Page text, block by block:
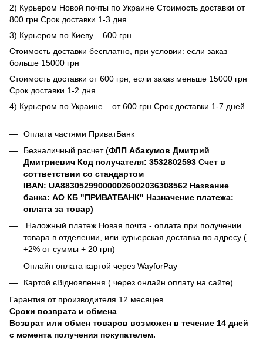
2) Курьером Новой почты по Украине Стоимость доставки от
800 грн Срок доставки 1-3 дня
3) Курьером по Киеву – 600 грн
Стоимость доставки бесплатно, при условии: если заказ
больше 15000 грн
Стоимость доставки от 600 грн, если заказ меньше 15000 грн
Срок доставки 1-2 дня
4) Курьером по Украине – от 600 грн Срок доставки 1-7 дней
Оплата частями ПриватБанк
Безналичный расчет (ФЛП Абакумов Дмитрий
Дмитриевич Код получателя: 3532802593 Счет в
соттветствии со стандартом
IBAN: UA883052990000026002036308562 Название
банка: АО КБ "ПРИВАТБАНК" Назначение платежа:
оплата за товар)
Наложный платеж Новая почта - оплата при получении
товара в отделении, или курьерская доставка по адресу (
+2% от суммы + 20 грн)
Онлайн оплата картой через WayforPay
Картой єВідновлення ( через онлайн оплату на сайте)
Гарантия от производителя 12 месяцев
Сроки возврата и обмена
Возврат или обмен товаров возможен в течение 14 дней
с момента получения покупателем.